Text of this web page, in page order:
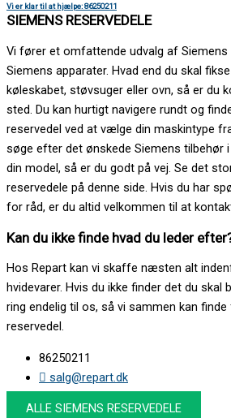
Vi er klar til at hjælpe: 86250211
SIEMENS RESERVEDELE
Vi fører et omfattende udvalg af Siemens
Siemens apparater. Hvad end du skal
køleskabet, støvsuger eller ovn, så er du
sted. Du kan hurtigt navigere rundt og
reservedel ved at vælge din maskintype
søge efter det ønskede Siemens tilbehør
din model, så er du godt på vej. Se det
reservedele på denne side. Hvis du har
for råd, er du altid velkommen til at
Kan du ikke finde hvad du leder
Hos Repart kan vi skaffe næsten alt
hvidevarer. Hvis du ikke finder det du skal
ring endelig til os, så vi sammen kan
reservedel.
86250211
salg@repart.dk
ALLE SIEMENS RESERVEDELE